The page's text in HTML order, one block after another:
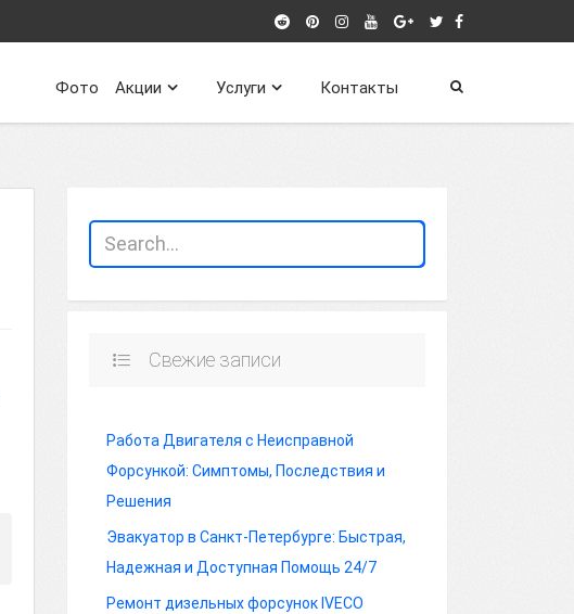
Контакты
Услуги
Акции
Фото
Свежие записи
Работа Двигателя с Неисправной
Форсункой: Симптомы, Последствия и
Решения
Эвакуатор в Санкт-Петербурге: Быстрая,
Надежная и Доступная Помощь 24/7
Ремонт дизельных форсунок IVECO